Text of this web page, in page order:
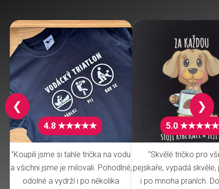
4.8 ★★★★★
"Koupili jsme si tahle trička na vodu
a všichni jsme je milovali. Pohodlné,
odolné a vydrží i po několika
5.0 ★★★★★
"Skvělé tričko pro
pejskaře, vypadá
i po mnoha praních.
❮ ❯